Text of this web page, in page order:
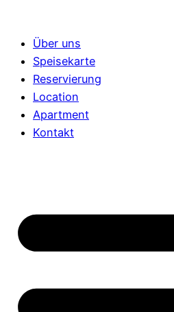
Über uns
Speisekarte
Reservierung
Location
Apartment
Kontakt